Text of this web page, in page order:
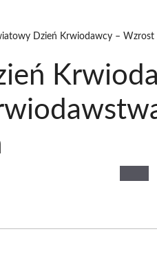
Dzień Krwiodawcy –